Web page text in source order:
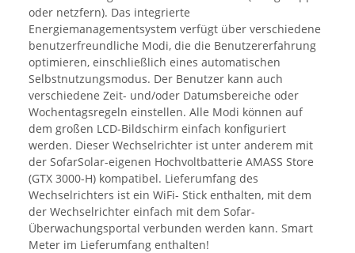
oder netzfern). Das integrierte
Energiemanagementsystem verfügt über verschiedene
benutzerfreundliche Modi, die die Benutzererfahrung
optimieren, einschließlich eines automatischen
Selbstnutzungsmodus. Der Benutzer kann auch
verschiedene Zeit- und/oder Datumsbereiche oder
Wochentagsregeln einstellen. Alle Modi können auf
dem großen LCD-Bildschirm einfach konfiguriert
werden. Dieser Wechselrichter ist unter anderem mit
der SofarSolar-eigenen Hochvoltbatterie AMASS Store
(GTX 3000-H) kompatibel. Lieferumfang des
Wechselrichters ist ein WiFi- Stick enthalten, mit dem
der Wechselrichter einfach mit dem Sofar-
Überwachungsportal verbunden werden kann. Smart
Meter im Lieferumfang enthalten!